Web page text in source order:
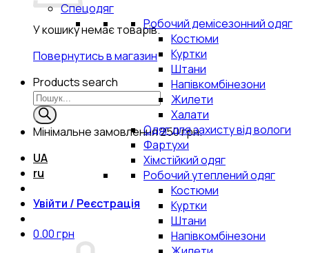
У кошику немає товарів.
Повернутись в магазин
Products search
Мінімальне замовлення250 грн.
UA
ru
Увійти / Реєстрація
0.00грн
Спецодяг
Робочий демісезонний одяг
Костюми
Куртки
Штани
Напівкомбінезони
Жилети
Халати
Одяг для захисту від вологи
Фартухи
Хімстійкий одяг
Робочий утеплений одяг
Костюми
Куртки
Штани
Напівкомбінезони